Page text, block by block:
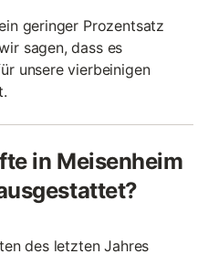
geringer Prozentsatz
sagen, dass es
unsere vierbeinigen
in Meisenheim
des letzten Jahres